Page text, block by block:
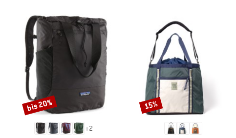
+2
Rabatt
bis 20% Rabatt
15%